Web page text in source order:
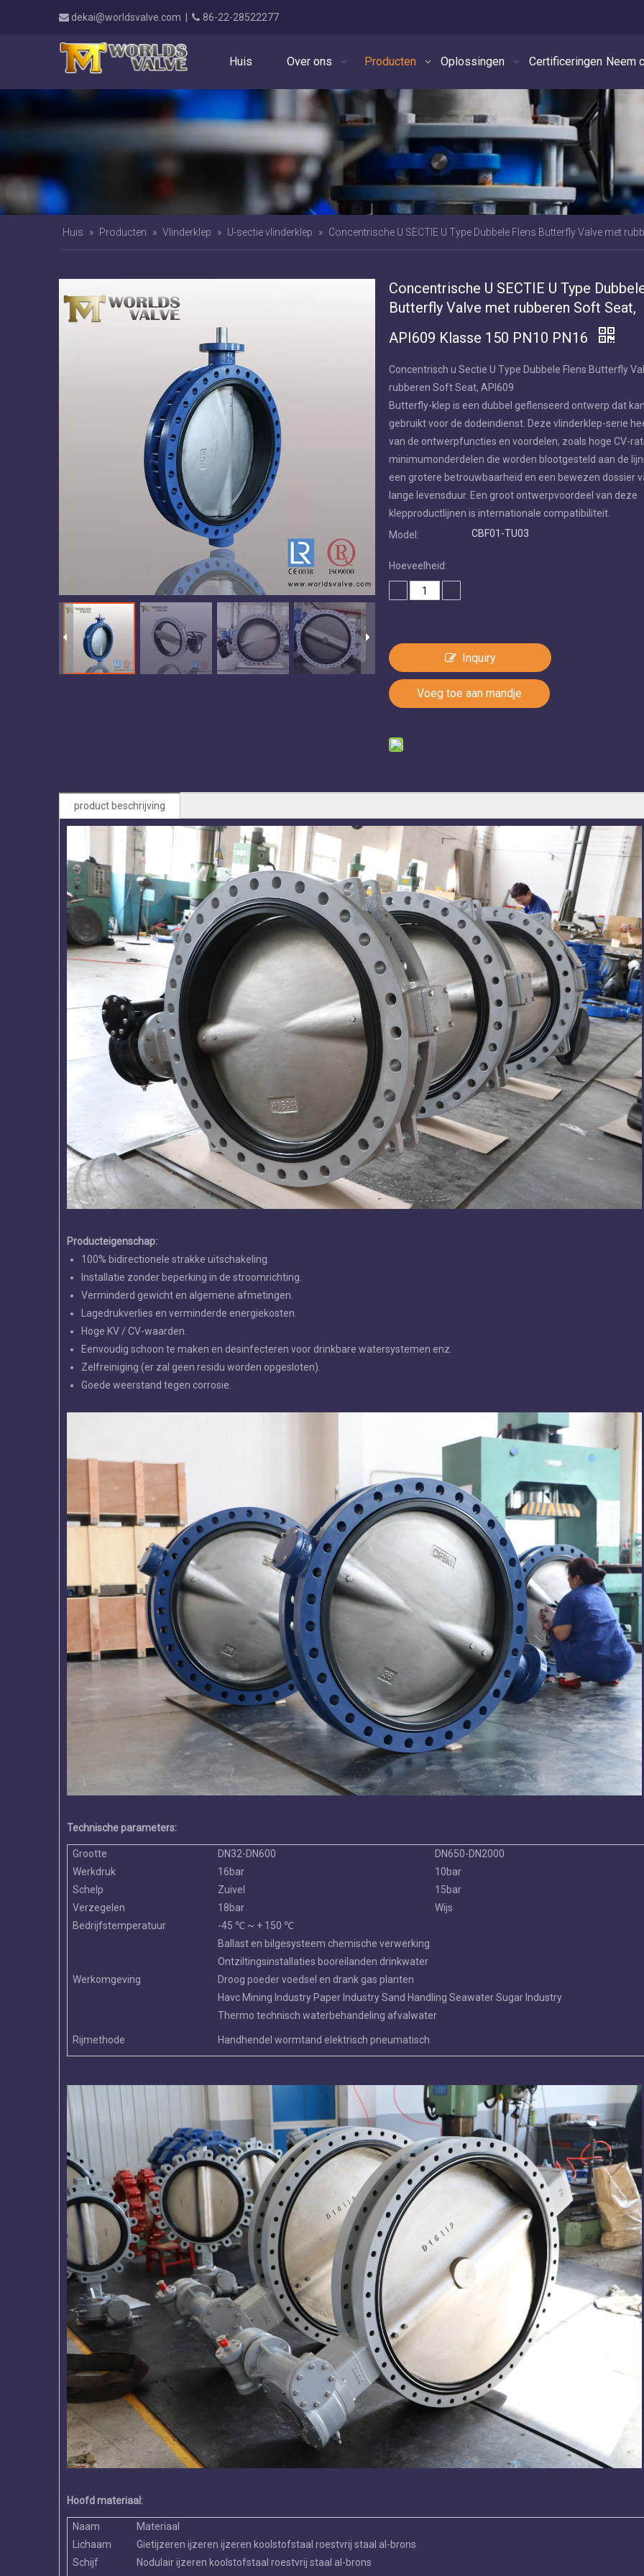
 dekai@worldsvalve.com  86-22-28522277
Huis Over ons Producten Oplossingen Certificeringen Neem
Huis » Producten » Vlinderklep » U-sectie vlinderklep » Concentrische U SECTIE U Type Dubbele Flens Butterfly Valve met
Concentrische U SECTIE U Type
Butterfly Valve met rubberen Soft Seat,
API609 Klasse 150 PN10 PN16
Concentrisch u Sectie U Type Dubbele Flens Butterfly
rubberen Soft Seat, API609
Butterfly-klep is een dubbel geflenseerd ontwerp dat
gebruikt voor de dodeindienst. Deze vlinderklep-serie
van de ontwerpfuncties en voordelen, zoals hoge CV-
minimumonderdelen die worden blootgesteld aan de
een grotere betrouwbaarheid en een bewezen dossier
lange levensduur. Een groot ontwerpvoordeel van deze
klepproductlijnen is internationale compatibiliteit.
Model:
CBF01-TU03
Hoeveelheid:
Inquiry
Voeg toe aan mandje
product beschrijving
Producteigenschap:
100% bidirectionele strakke uitschakeling.
Installatie zonder beperking in de stroomrichting.
Verminderd gewicht en algemene afmetingen.
Lagedrukverlies en verminderde energiekosten.
Hoge KV / CV-waarden.
Eenvoudig schoon te maken en desinfecteren voor drinkbare watersystemen enz.
Zelfreiniging (er zal geen residu worden opgesloten).
Goede weerstand tegen corrosie.
Technische parameters:
Grootte DN32-DN600
DN650-DN2000
Werkdruk
16bar
10bar
Schelp
Zuivel
15bar
Verzegelen
18bar
Wijs
Bedrijfstemperatuur
-45 ℃ ~ + 150 ℃
Werkomgeving
Ballast en bilgesysteem chemische verwerking
Ontziltingsinstallaties booreilanden drinkwater
Droog poeder voedsel en drank gas planten
Havc Mining Industry Paper Industry Sand Handling Seawater Sugar Industry
Thermo technisch waterbehandeling afvalwater
Rijmethode Handhendel wormtand elektrisch pneumatisch
Hoofd materiaal:
Naam
Materiaal
Lichaam
Gietijzeren ijzeren ijzeren koolstofstaal roestvrij staal al-brons
Schijf
Nodulair ijzeren koolstofstaal roestvrij staal al-brons
Volledige PFA gevoerde wafer LUG
dubbele flens U-sectie vlinderklep
EPDM/NBR/VITON /BUNA gecoate
schijf gegroefde vlinderklep
AWWA C504
flens en